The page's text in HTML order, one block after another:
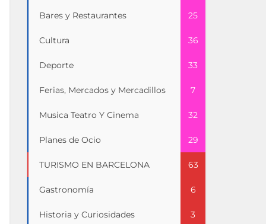
Bares y Restaurantes 25
Cultura 36
Deporte 33
Ferias, Mercados y Mercadillos 7
Musica Teatro Y Cinema 32
Planes de Ocio 29
TURISMO EN BARCELONA 63
Gastronomía 6
Historia y Curiosidades 3